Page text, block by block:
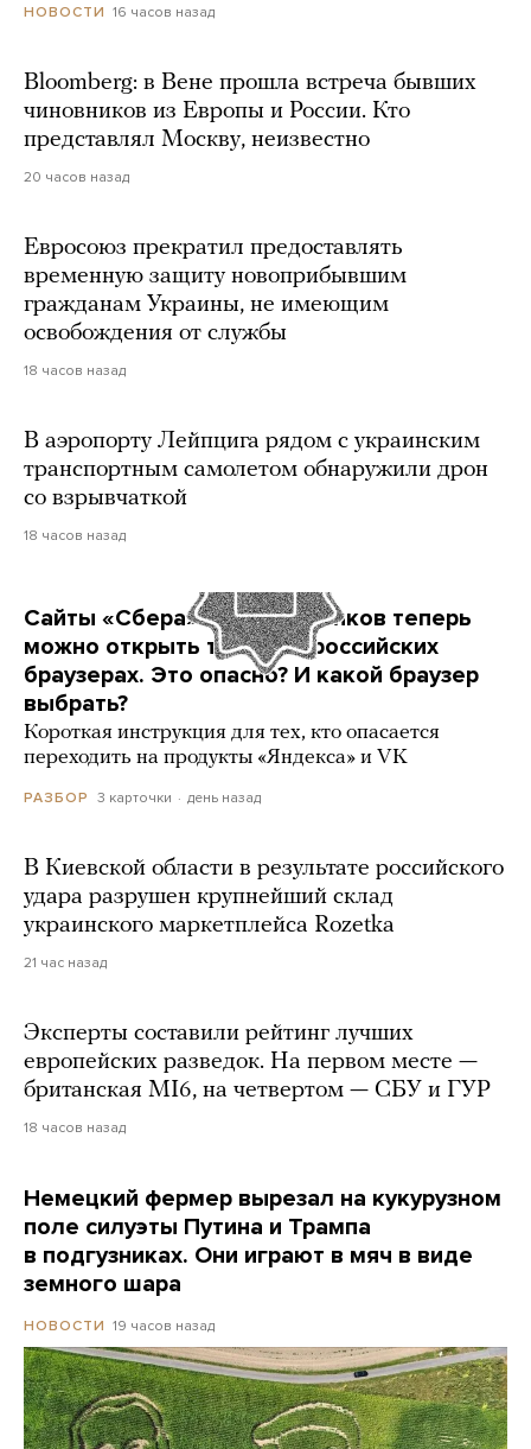
НОВОСТИ 16 часов назад
Bloomberg: в Вене прошла встреча бывших
чиновников из Европы и России. Кто
представлял Москву, неизвестно
20 часов назад
Евросоюз прекратил предоставлять
временную защиту новоприбывшим
гражданам Украины, не имеющим
освобождения от службы
18 часов назад
В аэропорту Лейпцига рядом с украинским
транспортным самолетом обнаружили дрон
со взрывчаткой
18 часов назад
Сайты «Сбера» и других банков теперь
можно открыть только в российских
браузерах. Это опасно? И какой браузер
выбрать?
Короткая инструкция для тех, кто опасается
переходить на продукты «Яндекса» и VK
РАЗБОР 3 карточки день назад
В Киевской области в результате российского
удара разрушен крупнейший склад
украинского маркетплейса Rozetka
21 час назад
Эксперты составили рейтинг лучших
европейских разведок. На первом месте —
британская MI6, на четвертом — СБУ и ГУР
18 часов назад
Немецкий фермер вырезал на кукурузном
поле силуэты Путина и Трампа
в подгузниках. Они играют в мяч в виде
земного шара
НОВОСТИ 19 часов назад